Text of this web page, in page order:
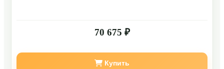
70 675 ₽
Купить